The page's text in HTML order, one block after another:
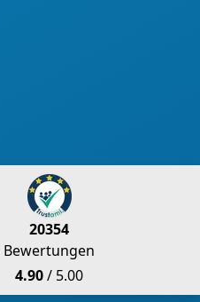
20354
Bewertungen
4.90/ 5.00